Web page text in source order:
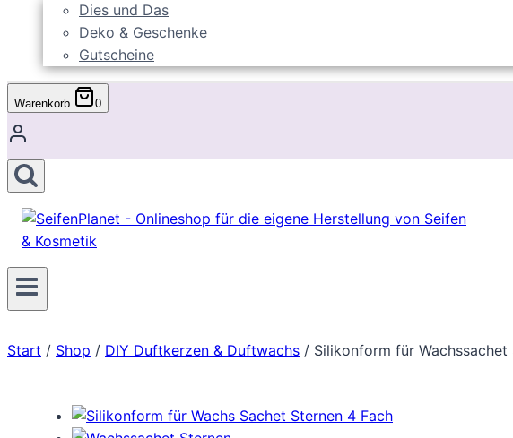
Dies und Das
Deko & Geschenke
Gutscheine
Warenkorb 0
Start / Shop / DIY Duftkerzen & Duftwachs / Silikonform für